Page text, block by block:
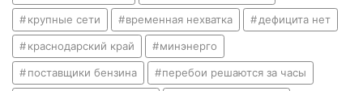
крупные сети временная нехватка дефицита нет
краснодарский край минэнерго
поставщики бензина перебои решаются за часы